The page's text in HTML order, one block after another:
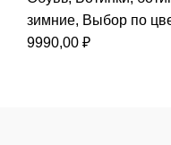
зимние, Выбор по
9990,00 ₽